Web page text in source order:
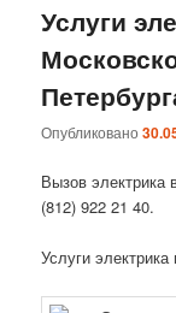
Услуги
Опубликовано
Вызов
(812) 922 21 40.
Услуги